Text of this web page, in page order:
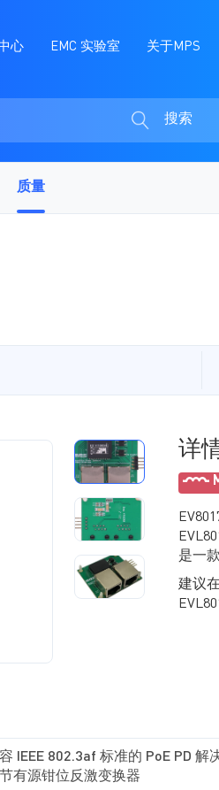
心 EMC 实验室 关于MPS
搜索
质量
详
是一
建议
IEEE 802.3af 标准的 PoE PD 解
有源钳位反激变换器